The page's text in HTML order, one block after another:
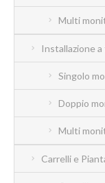
Multi
Installazione
Singolo
Doppio
Multi
Carrelli e